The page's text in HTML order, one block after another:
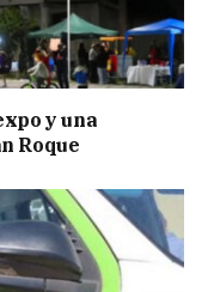
y una
Roque